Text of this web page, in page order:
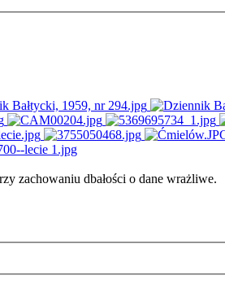
zachowaniu dbałości o dane wrażliwe.